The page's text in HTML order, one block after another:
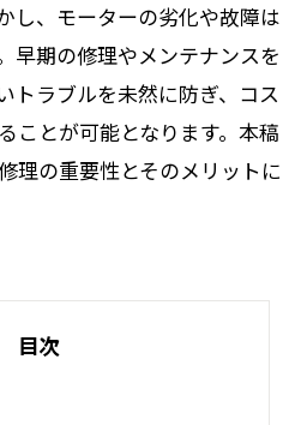
し、モーターの劣化や故障は
早期の修理やメンテナンスを
トラブルを未然に防ぎ、コス
ことが可能となります。本稿
理の重要性とそのメリットに
目次